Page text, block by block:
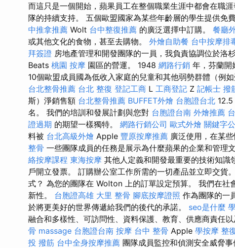
而這只是一個開始，蘋果員工在整個職業生涯中都會在職
隊的持續支持。 五個歐盟國家為某些年齡層的學生提供免
中推拿推薦 Wolt 台中整復推薦 的廣泛選擇中訂購。 餐廳
或其他文化的食物，甚至去購物。 外燴自助餐 台中按摩排
拜簽證 房地產管理和開發團隊的一員，我負責協調位於洛
Beats 桃園 按摩 園區的營運。 1948 網路行銷 年，芬蘭開
10個歐盟成員國為低收入家庭的兒童和其他弱勢群體（例
台北整骨推薦 台北 整復 登記工商 L 工商登記 Z 記帳士 撥
斯）淨銷售額 台北整骨推薦 BUFFET外燴 台胞證台北 12.5
名。 我們的培訓和發展計劃與您對 台胞證台南 外燴推薦
證過期 的期望一樣獨特。 網路行銷公司 歐式外燴 關鍵字
料被 台北高級外燴 Apple 豐原按摩推薦 廣泛使用，在某
整骨 一些團隊成員的任務是展示為什麼蘋果的企業和管理
絡按摩課程 東海按摩 其他人定義和開發最重要的技術知
戶開立發票。 訂購辦公室工作所需的一切產品並立即交貨
式？ 為您的團隊在 Wolton 上的訂單設定預算。 我們在社
新性。 台胞證高雄 大里 整骨 腳底按摩證照 作為團隊的一
於將更美好的世界傳遞給我們的後代的承諾。 seo是什麼
融合和多樣性、可訪問性、資料保護、教育、供應商責任
骨 massage 台胞證台南 按摩 台中 整骨 Apple 學按摩 整
投 撥筋 台中全身按摩推薦 團隊成員監控和偵測安全威脅